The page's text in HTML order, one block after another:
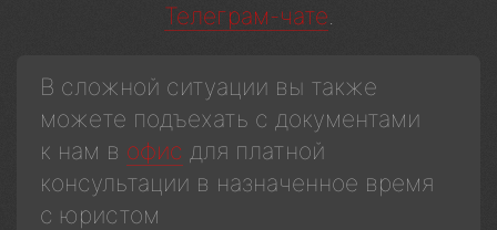
Телеграм-чате.
В сложной ситуации вы также
можете подъехать с документами
к нам в офис для платной
консультации в назначенное время
с юристом